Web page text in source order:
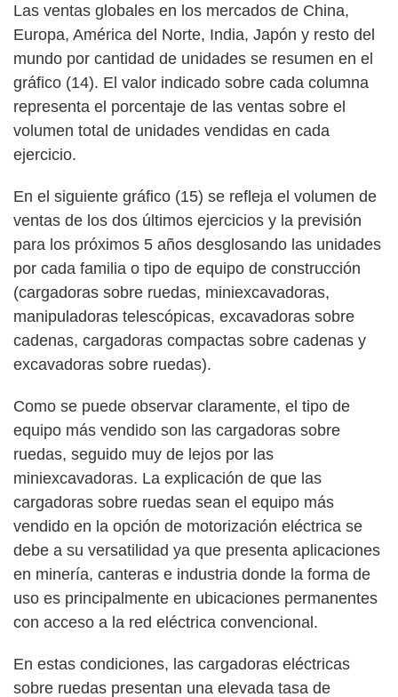
Las ventas globales en los mercados de China,
Europa, América del Norte, India, Japón y resto del
mundo por cantidad de unidades se resumen en el
gráfico (14). El valor indicado sobre cada columna
representa el porcentaje de las ventas sobre el
volumen total de unidades vendidas en cada
ejercicio.
En el siguiente gráfico (15) se refleja el volumen de
ventas de los dos últimos ejercicios y la previsión
para los próximos 5 años desglosando las unidades
por cada familia o tipo de equipo de construcción
(cargadoras sobre ruedas, miniexcavadoras,
manipuladoras telescópicas, excavadoras sobre
cadenas, cargadoras compactas sobre cadenas y
excavadoras sobre ruedas).
Como se puede observar claramente, el tipo de
equipo más vendido son las cargadoras sobre
ruedas, seguido muy de lejos por las
miniexcavadoras. La explicación de que las
cargadoras sobre ruedas sean el equipo más
vendido en la opción de motorización eléctrica se
debe a su versatilidad ya que presenta aplicaciones
en minería, canteras e industria donde la forma de
uso es principalmente en ubicaciones permanentes
con acceso a la red eléctrica convencional.
En estas condiciones, las cargadoras eléctricas
sobre ruedas presentan una elevada tasa de